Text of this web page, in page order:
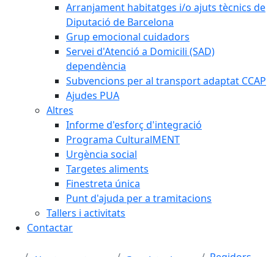
Arranjament habitatges i/o ajuts tècnics de
Diputació de Barcelona
Grup emocional cuidadors
Servei d'Atenció a Domicili (SAD)
dependència
Subvencions per al transport adaptat CCAP
Ajudes PUA
Altres
Informe d'esforç d'integració
Programa CulturalMENT
Urgència social
Targetes aliments
Finestreta única
Punt d'ajuda per a tramitacions
Tallers i activitats
Contactar